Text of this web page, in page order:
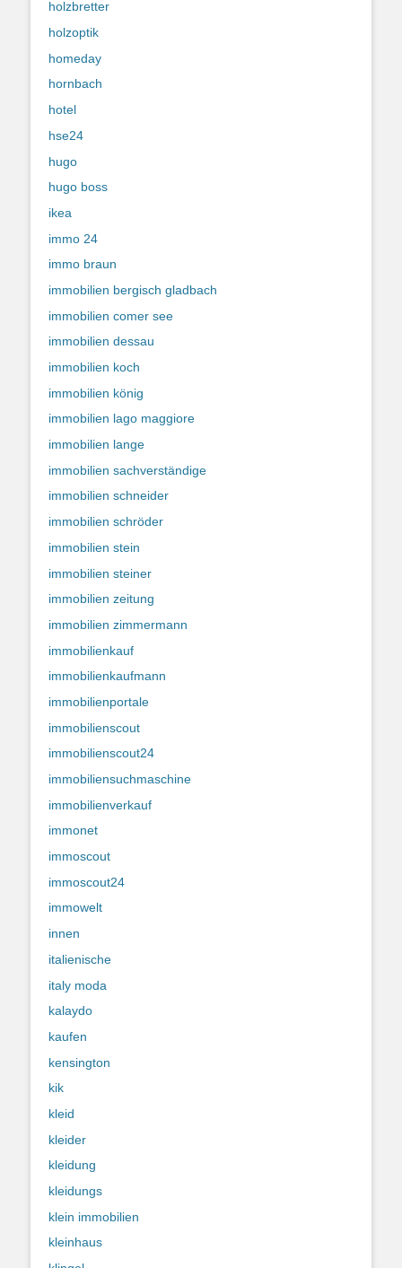
holzbretter
holzoptik
homeday
hornbach
hotel
hse24
hugo
hugo boss
ikea
immo 24
immo braun
immobilien bergisch gladbach
immobilien comer see
immobilien dessau
immobilien koch
immobilien könig
immobilien lago maggiore
immobilien lange
immobilien sachverständige
immobilien schneider
immobilien schröder
immobilien stein
immobilien steiner
immobilien zeitung
immobilien zimmermann
immobilienkauf
immobilienkaufmann
immobilienportale
immobilienscout
immobilienscout24
immobiliensuchmaschine
immobilienverkauf
immonet
immoscout
immoscout24
immowelt
innen
italienische
italy moda
kalaydo
kaufen
kensington
kik
kleid
kleider
kleidung
kleidungs
klein immobilien
kleinhaus